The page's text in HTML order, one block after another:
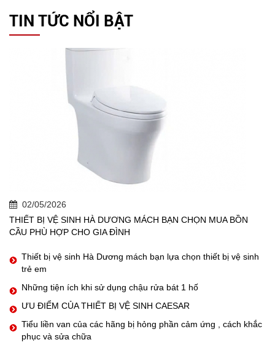
TIN TỨC NỔI BẬT
02/05/2026
THIẾT BỊ VỆ SINH HÀ DƯƠNG MÁCH BẠN CHỌN MUA BỒN
CẦU PHÙ HỢP CHO GIA ĐÌNH
Thiết bị vệ sinh Hà Dương mách bạn lựa chọn thiết bị vệ sinh
trẻ em
Những tiện ích khi sử dụng chậu rửa bát 1 hố
ƯU ĐIỂM CỦA THIẾT BỊ VỆ SINH CAESAR
Tiểu liền van của các hãng bị hỏng phần cảm ứng , cách khắc
phục và sửa chữa